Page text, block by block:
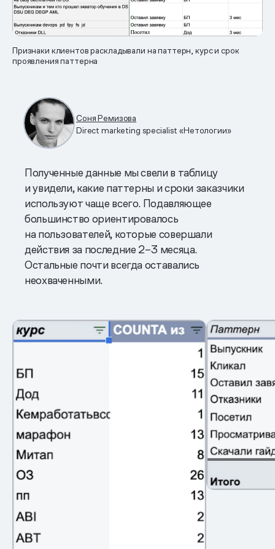
Признаки клиентов раскладывали на паттерн, курс и срок
проявления паттерна
Соня Ремизова
Direct marketing specialist «Нетологии»
Полученные данные мы свели в таблицу
и увидели, какие паттерны и сроки заказчики
используют чаще всего. Подавляющее
большинство ориентировалось
на пользователей, которые совершали
действия за последние 2–3 месяца.
Остальные почти всегда оставались
неохваченными.